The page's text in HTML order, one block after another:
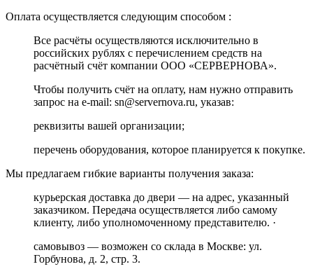
Оплата осуществляется следующим способом :
Все расчёты осуществляются исключительно в
российских рублях с перечислением средств на
расчётный счёт компании ООО «СЕРВЕРНОВА».
Чтобы получить счёт на оплату, нам нужно отправить
запрос на e-mail: sn@servernova.ru, указав:
реквизиты вашей организации;
перечень оборудования, которое планируется к покупке.
Мы предлагаем гибкие варианты получения заказа:
курьерская доставка до двери — на адрес, указанный
заказчиком. Передача осуществляется либо самому
клиенту, либо уполномоченному представителю. ·
самовывоз — возможен со склада в Москве: ул.
Горбунова, д. 2, стр. 3.